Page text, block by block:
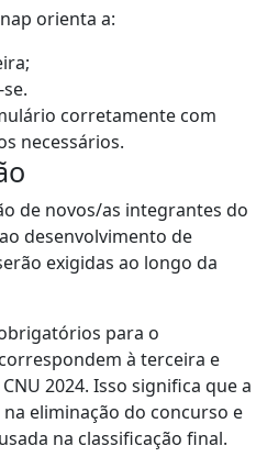
orienta a:
corretamente com
necessários.
de novos/as integrantes do
desenvolvimento de
exigidas ao longo da
para o
à terceira e
2024. Isso significa que a
eliminação do concurso e
na classificação final.